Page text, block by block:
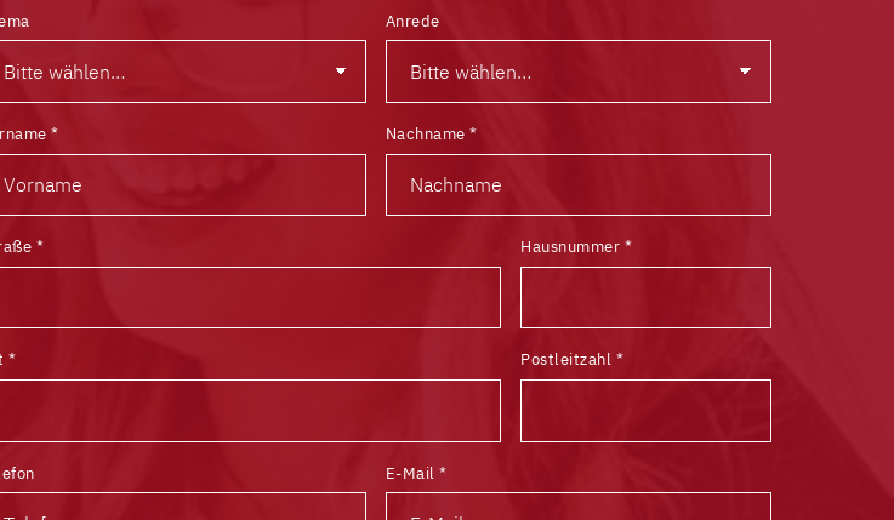
Anrede
* Nachname*
* Hausnummer *
* Postleitzahl *
E-Mail*